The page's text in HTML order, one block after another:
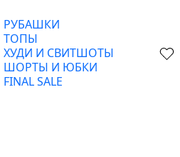
РУБАШКИ
ТОПЫ
ХУДИ И СВИТШОТЫ
ШОРТЫ И ЮБКИ
FINAL SALE